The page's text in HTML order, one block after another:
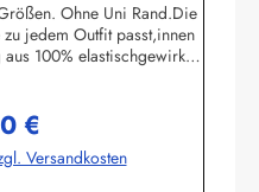
Ohne Uni Rand.Die
jedem Outfit passt,innen
100% elastischgewirkter
Größe 0 - bis 46 cm
1 - bis 52 cm
2 - bis 55 cm Kopfumfang
Preis:
€
Versandkosten